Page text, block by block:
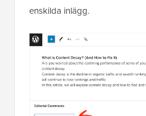
enskilda inlägg.